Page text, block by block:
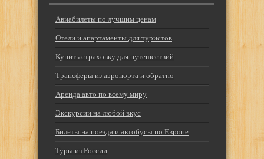
Авиабилеты по лучшим ценам
Отели и апартаменты для туристов
Купить страховку для путешествий
Трансферы из аэропорта и обратно
Аренда авто по всему миру
Экскурсии на любой вкус
Билеты на поезда и автобусы по Европе
Туры из России